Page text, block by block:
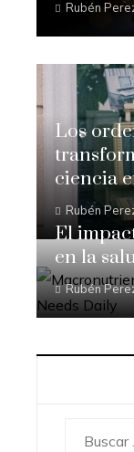
Rubén
Los
ciencia
Rubén
El
en la
Rubén